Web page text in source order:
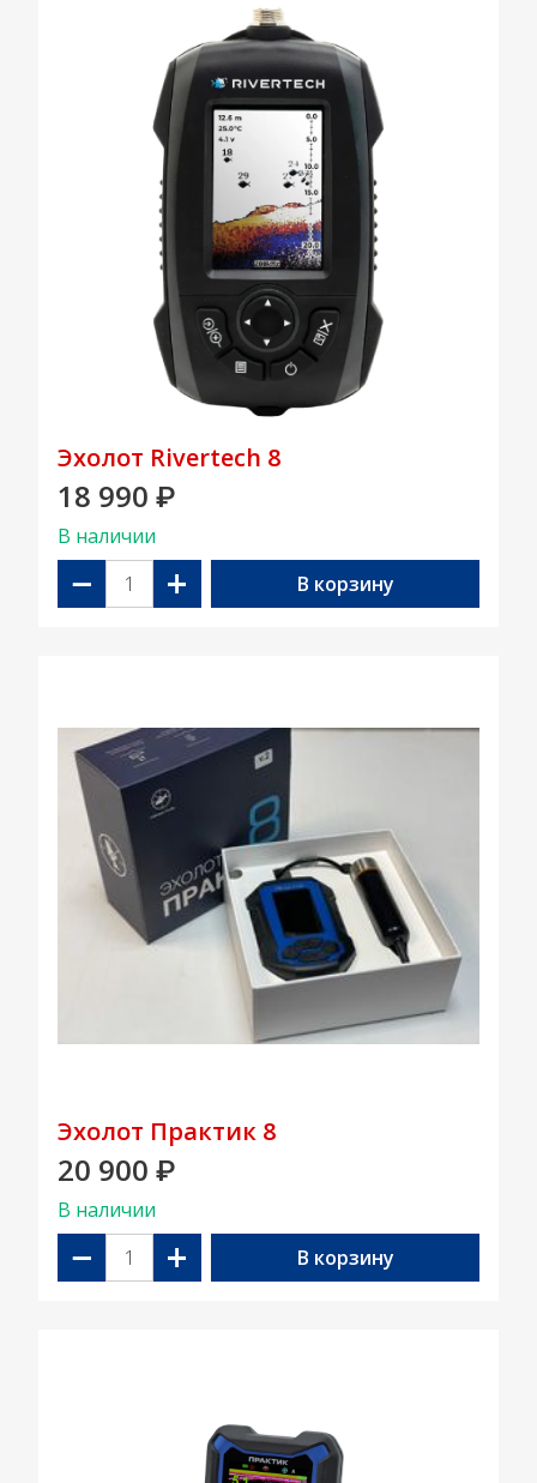
Эхолот Rivertech 8
18 990 ₽
В наличии
− + В корзину
Эхолот Практик 8
20 900 ₽
В наличии
− + В корзину